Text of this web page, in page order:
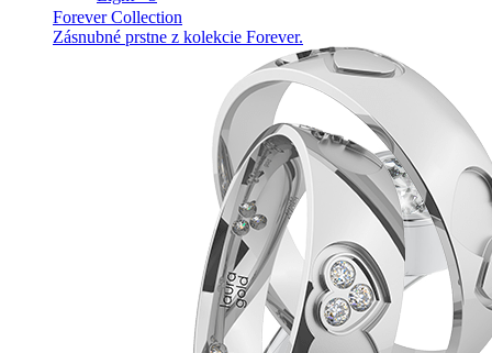
Forever Collection
Zásnubné prstne z kolekcie Forever.